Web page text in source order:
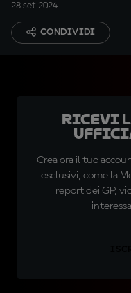
28 set 2024
CONDIVIDI
Ricevi
Crea ora il tuo
esclusivi, come la
report dei GP,